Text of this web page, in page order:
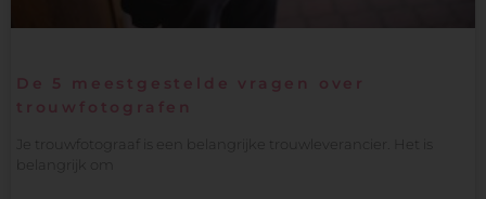
De 5 meestgestelde vragen over
trouwfotografen
Je trouwfotograaf is een belangrijke trouwleverancier. Het is
belangrijk om